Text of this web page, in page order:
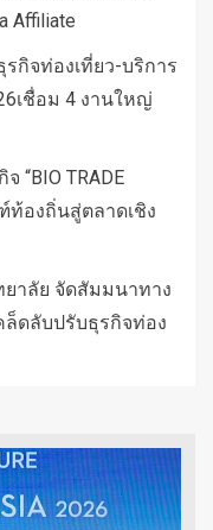
Affiliate
กิจท่องเที่ยว-บริการ
เชื่อม 4 งานใหญ่
“BIO TRADE
ท้องถิ่นสู่ตลาดเชิง
าลัย จัดสัมมนาทาง
ล็ดลับปรับธุรกิจท่อง